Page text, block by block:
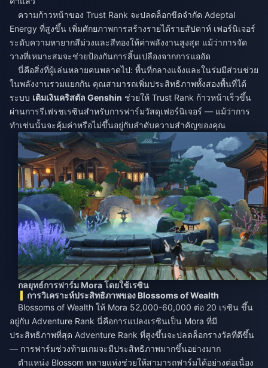
ความก้าวหน้าของ Trust Rank จะปลดล็อกขีดจำกัด Adeptal
Energy ที่สูงขึ้น เพิ่มศักยภาพการสร้างรายได้รายสัปดาห์ เฟอร์นิเจอร์
ระดับความหายากสีม่วงและสีทองให้ค่าพลังงานสูงสุด แม้ว่าการจัด
วางที่เหมาะสมจะช่วยป้องกันการสิ้นเปลืองจากการแออัด
นี่คือสิ่งที่ผู้เล่นหลายคนพลาดไป: พื้นที่กลางแจ้งและในร่มมีส่วนช่วย
ในพลังงานรวมแยกกัน คุณสามารถเพิ่มประสิทธิภาพทั้งสองพื้นที่ได้
ระบบ เติมเงินคริสตัล Genshin ช่วยให้ Trust Rank ก้าวหน้าเร็วขึ้น
ผ่านการรีเฟรชเรซินสำหรับการฟาร์มวัสดุเฟอร์นิเจอร์ — แม้ว่าการ
ทำเช่นนั้นจะคุ้มค่าหรือไม่ขึ้นอยู่กับลำดับความสำคัญของคุณ
กลยุทธ์การฟาร์ม Mora โดยใช้เรซิน
การวิเคราะห์ประสิทธิภาพของ Blossoms of Wealth
Blossoms of Wealth ให้ Mora 52,000-60,000 ต่อ 20 เรซิน ขึ้น
อยู่กับ Adventure Rank นี่คือการแปลงเรซินเป็น Mora ที่มี
ประสิทธิภาพที่สุด Adventure Rank ที่สูงขึ้นจะปลดล็อกรางวัลที่ดีขึ้น
— การฟาร์มช่วงท้ายเกมจะมีประสิทธิภาพมากขึ้นอย่างมาก
ตำแหน่ง Blossom หลายแห่งช่วยให้สามารถฟาร์มได้อย่างต่อเนื่อง